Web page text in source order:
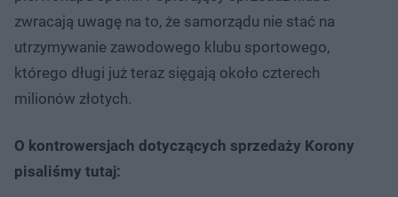
zwracają uwagę na to, że samorządu nie stać na
utrzymywanie zawodowego klubu sportowego,
którego długi już teraz sięgają około czterech
milionów złotych.
O kontrowersjach dotyczących sprzedaży Korony
pisaliśmy tutaj: